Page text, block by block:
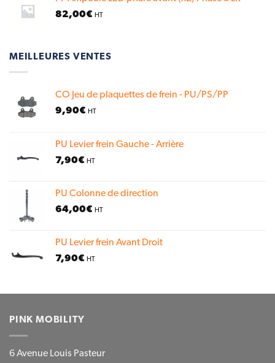
82,00€ HT
MEILLEURES VENTES
CO Jeu de plaquettes de frein - PU/PS/PP
9,90€ HT
PU Levier frein Gauche - Arrière
7,90€ HT
PU Colonne de direction
64,00€ HT
PU Levier frein Avant Droit
7,90€ HT
PINK MOBILITY
6 Avenue Louis Pasteur